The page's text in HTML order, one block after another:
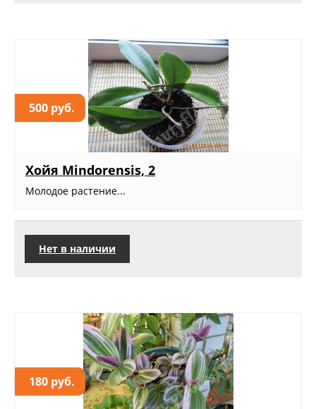
500 руб.
Хойя Mindorensis, 2
Молодое растение...
Нет в наличии
180 руб.